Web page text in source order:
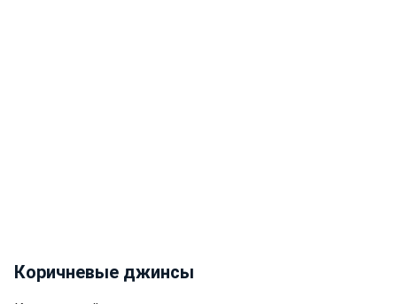
Коричневые джинсы